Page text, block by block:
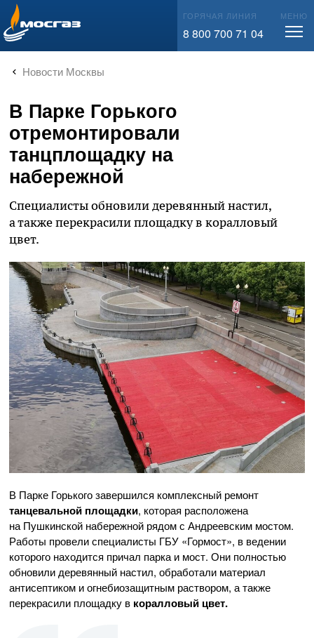
info@mos-gaz.ru ГОРЯЧАЯ ЛИНИЯ
8 800 700 71 04
МЕНЮ
Новости Москвы
В Парке Горького
отремонтировали
танцплощадку на
набережной
Специалисты обновили деревянный настил,
а также перекрасили площадку в коралловый
цвет.
В Парке Горького завершился комплексный ремонт
танцевальной площадки, которая расположена
на Пушкинской набережной рядом с Андреевским мостом.
Работы провели специалисты ГБУ «Гормост», в ведении
которого находится причал парка и мост. Они полностью
обновили деревянный настил, обработали материал
антисептиком и огнебиозащитным раствором, а также
перекрасили площадку в коралловый цвет.